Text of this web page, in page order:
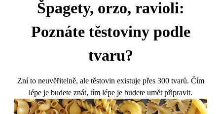
Špagety, orzo, ravioli:
Poznáte těstoviny podle
tvaru?
Zní to neuvěřitelně, ale těstovin existuje přes 300 tvarů. Čím
lépe je budete znát, tím lépe je budete umět připravit.